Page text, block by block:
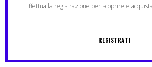
Effettua la registrazione per scoprire e
REGISTRATI